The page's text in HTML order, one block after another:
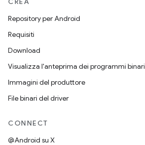
Repository per Android
Requisiti
Download
Visualizza l'anteprima dei programmi binari
Immagini del produttore
File binari del driver
CONNECT
@Android su X